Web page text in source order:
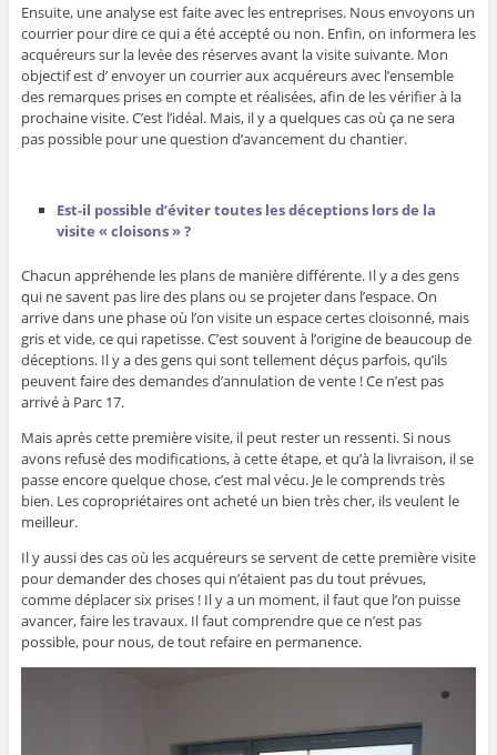
Ensuite, une analyse est faite avec les entreprises. Nous envoyons un
courrier pour dire ce qui a été accepté ou non. Enfin, on informera les
acquéreurs sur la levée des réserves avant la visite suivante. Mon
objectif est d’ envoyer un courrier aux acquéreurs avec l’ensemble
des remarques prises en compte et réalisées, afin de les vérifier à la
prochaine visite. C’est l’idéal. Mais, il y a quelques cas où ça ne sera
pas possible pour une question d’avancement du chantier.
Est-il possible d’éviter toutes les déceptions lors de la
visite « cloisons » ?
Chacun appréhende les plans de manière différente. Il y a des gens
qui ne savent pas lire des plans ou se projeter dans l’espace. On
arrive dans une phase où l’on visite un espace certes cloisonné, mais
gris et vide, ce qui rapetisse. C’est souvent à l’origine de beaucoup de
déceptions. Il y a des gens qui sont tellement déçus parfois, qu’ils
peuvent faire des demandes d’annulation de vente ! Ce n’est pas
arrivé à Parc 17.
Mais après cette première visite, il peut rester un ressenti. Si nous
avons refusé des modifications, à cette étape, et qu’à la livraison, il se
passe encore quelque chose, c’est mal vécu. Je le comprends très
bien. Les copropriétaires ont acheté un bien très cher, ils veulent le
meilleur.
Il y aussi des cas où les acquéreurs se servent de cette première visite
pour demander des choses qui n’étaient pas du tout prévues,
comme déplacer six prises ! Il y a un moment, il faut que l’on puisse
avancer, faire les travaux. Il faut comprendre que ce n’est pas
possible, pour nous, de tout refaire en permanence.